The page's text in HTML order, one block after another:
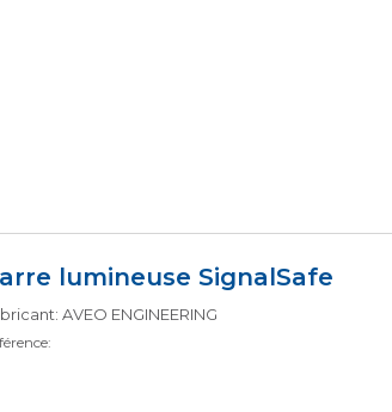
lumineuse SignalSafe
AVEO ENGINEERING